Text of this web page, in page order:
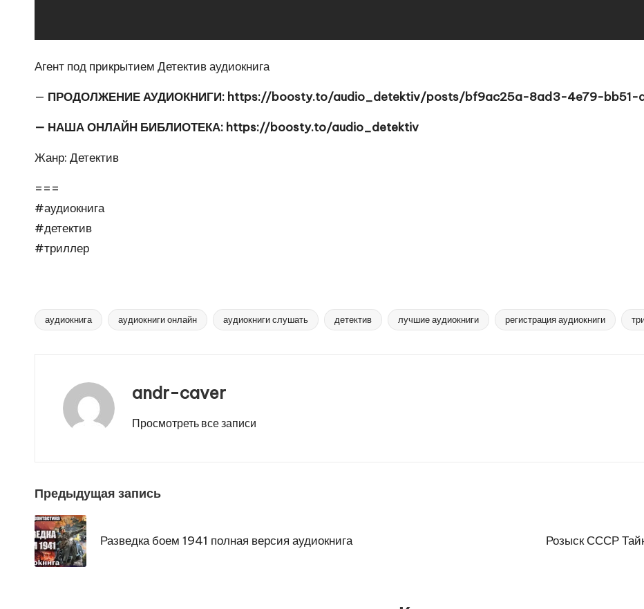
Агент под прикрытием Детектив аудиокнига
— ПРОДОЛЖЕНИЕ АУДИОКНИГИ: https://boosty.to/audio_detektiv/posts/bf9ac25a-8ad3-4e79-bb51-
— НАША ОНЛАЙН БИБЛИОТЕКА: https://boosty.to/audio_detektiv
Жанр: Детектив
===
#аудиокнига
#детектив
#триллер
Метки:
аудиокнига аудиокниги онлайн аудиокниги слушать детектив лучшие аудиокниги регистрация аудиокниги
andr-caver
Просмотреть все записи
Навигация
по
записям
Предыдущая запись
Разведка боем 1941 полная версия аудиокнига Розыск СССР